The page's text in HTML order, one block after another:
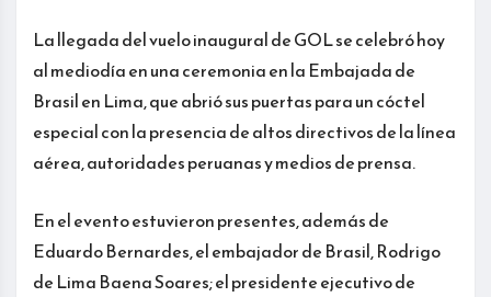
La llegada del vuelo inaugural de GOL se celebró hoy
al mediodía en una ceremonia en la Embajada de
Brasil en Lima, que abrió sus puertas para un cóctel
especial con la presencia de altos directivos de la línea
aérea, autoridades peruanas y medios de prensa.
En el evento estuvieron presentes, además de
Eduardo Bernardes, el embajador de Brasil, Rodrigo
de Lima Baena Soares; el presidente ejecutivo de